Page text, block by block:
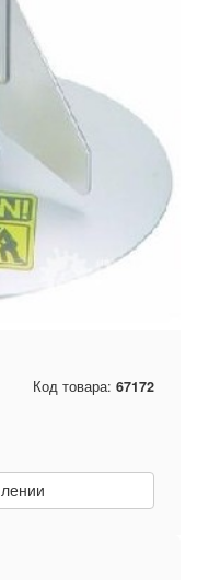
Код товара: 67172